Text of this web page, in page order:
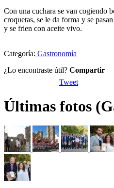
Con una cuchara se van cogiendo
croquetas, se le da forma y se
y se frien con aceite vivo.
Categoría: Gastronomía
¿Lo encontraste útil? Compartir
Tweet
Últimas fotos